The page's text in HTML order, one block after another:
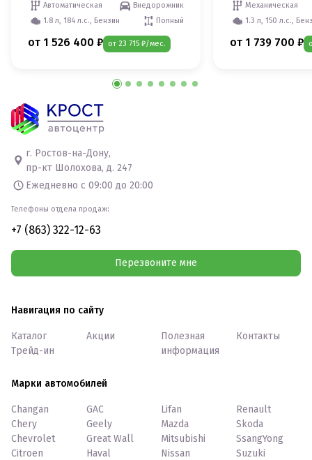
Автоматическая
Внедорожник
1.8 л, 184 л.с., Бензин
Полный
от 1 526 400 ₽ от 23 715 ₽/мес.
Механическая
1.3 л, 150 л.с.,
от 1 739 700 ₽
г. Ростов-на-Дону,
пр-кт Шолохова, д. 247
Ежедневно с 09:00 до 20:00
Телефоны отдела продаж:
+7 (863) 322-12-63
Перезвоните мне
Навигация по сайту
Каталог
Трейд-ин
Акции
Полезная
информация
Контакты
Марки автомобилей
Changan
Chery
Chevrolet
Citroen
GAC
Geely
Great Wall
Haval
Lifan
Mazda
Mitsubishi
Nissan
Renault
Skoda
SsangYong
Suzuki